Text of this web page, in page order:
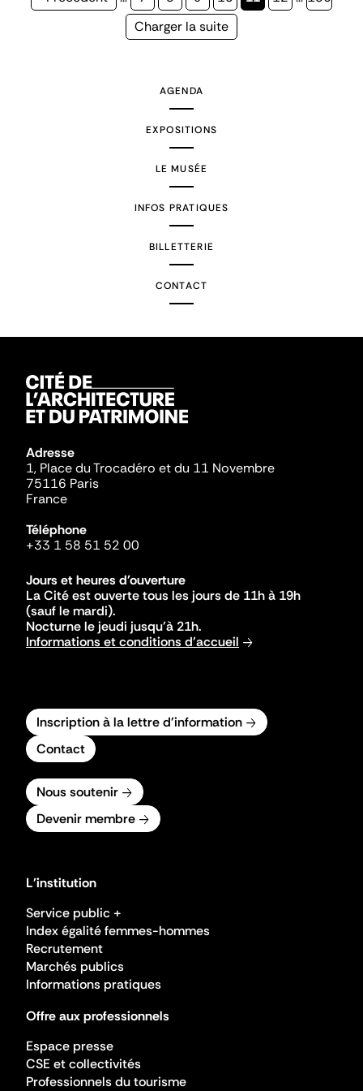
Page
Charger la suite
AGENDA
EXPOSITIONS
LE MUSÉE
INFOS PRATIQUES
BILLETTERIE
CONTACT
Adresse
1, Place du Trocadéro et du 11 Novembre
75116 Paris
France
Téléphone
+33 1 58 51 52 00
Jours et heures d'ouverture
La Cité est ouverte tous les jours de 11h à 19h
(sauf le mardi).
Nocturne le jeudi jusqu'à 21h.
Informations et conditions d'accueil
Inscription à la lettre d'information
Contact
Nous soutenir
Devenir membre
L'institution
Service public +
Index égalité femmes-hommes
Recrutement
Marchés publics
Informations pratiques
Offre aux professionnels
Espace presse
CSE et collectivités
Professionnels du tourisme